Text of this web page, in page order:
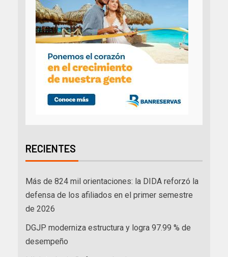
RECIENTES
Más de 824 mil orientaciones: la DIDA reforzó la
defensa de los afiliados en el primer semestre
de 2026
DGJP moderniza estructura y logra 97.99 % de
desempeño